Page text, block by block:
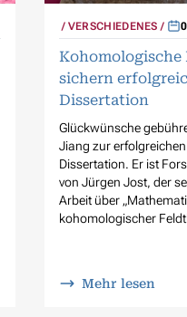
VERSCHIEDENES
Kohomologische
sichern
Dissertation
Glückwünsche
Jiang zur
Dissertation. Er ist
von Jürgen Jost, der
Arbeit über
kohomologischer
Mehr lesen